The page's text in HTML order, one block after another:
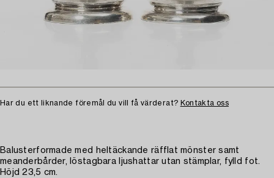
Har du ett liknande föremål du vill få värderat? Kontakta oss
Balusterformade med heltäckande räfflat mönster samt
meanderbårder, löstagbara ljushattar utan stämplar, fylld fot.
Höjd 23,5 cm.